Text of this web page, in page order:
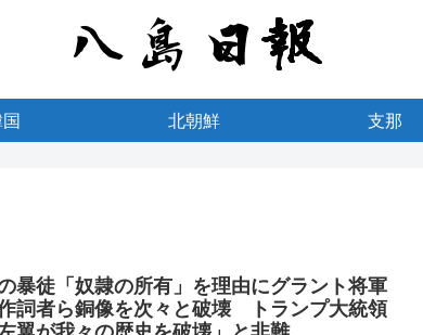
北朝鮮 支那
暴徒「奴隷の所有」を理由にグラント将軍
詞者ら銅像を次々と破壊 トランプ大統領